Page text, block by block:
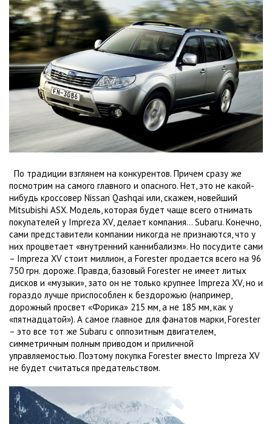
По традиции взглянем на конкурентов. Причем сразу же
посмотрим на самого главного и опасного. Нет, это не какой-
нибудь кроссовер Nissan Qashqai или, скажем, новейший
Mitsubishi ASX. Модель, которая будет чаще всего отнимать
покупателей у Impreza XV, делает компания… Subaru. Конечно,
сами представители компании никогда не признаются, что у
них процветает «внутренний каннибализм». Но посудите сами
– Impreza XV стоит миллион, а Forester продается всего на 96
750 грн. дороже. Правда, базовый Forester не имеет литых
дисков и «музыки», зато он не только крупнее Impreza XV, но и
гораздо лучше приспособлен к бездорожью (например,
дорожный просвет «Форика» 215 мм, а не 185 мм, как у
«пятнадцатой»). А самое главное для фанатов марки, Forester
– это все тот же Subaru с оппозитным двигателем,
симметричным полным приводом и приличной
управляемостью. Поэтому покупка Forester вместо Impreza XV
не будет считаться предательством.